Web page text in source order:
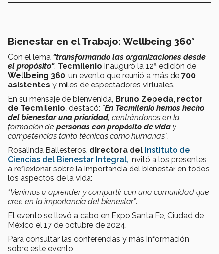
Bienestar en el Trabajo: Wellbeing 360°
Con el lema "transformando las organizaciones desde
el propósito", Tecmilenio inauguró la 12ª edición de
Wellbeing 360 , un evento que reunió a más de 700
asistentes y miles de espectadores virtuales.
En su mensaje de bienvenida, Bruno Zepeda, rector
de Tecmilenio, destacó: "En Tecmilenio hemos hecho
del bienestar una prioridad, centrándonos en la
formación de personas con propósito de vida y
competencias tanto técnicas como humanas"​.
Rosalinda Ballesteros, directora del Instituto de
Ciencias del Bienestar Integral, invitó a los presentes
a reflexionar sobre la importancia del bienestar en todos
los aspectos de la vida:
"Venimos a aprender y compartir con una comunidad que
cree en la importancia del bienestar"​.
El evento se llevó a cabo en Expo Santa Fe, Ciudad de
México el 17 de octubre de 2024.
Para consultar las conferencias y más información
sobre este evento,